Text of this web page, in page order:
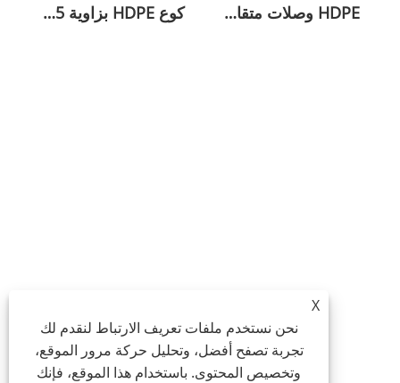
كوع HDPE بزاوية 45 درجة لاتجاه التدفق HDPE وصلات متقاطعة متساوية لتوصيل الأنابيب
X
نحن نستخدم ملفات تعريف الارتباط لنقدم لك
تجربة تصفح أفضل، وتحليل حركة مرور الموقع،
وتخصيص المحتوى. باستخدام هذا الموقع، فإنك